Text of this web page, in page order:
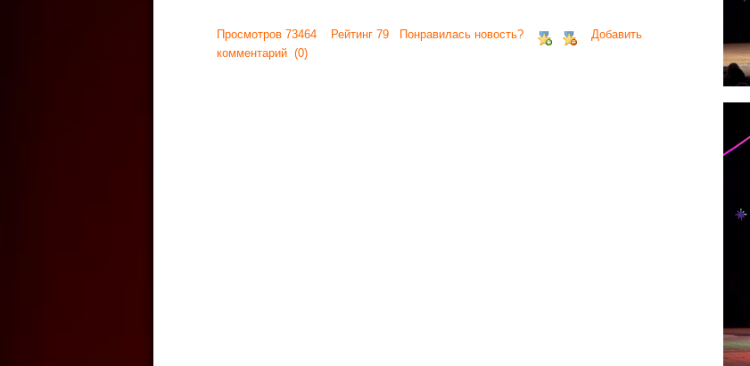
Просмотров 73464 Рейтинг 79 Понравилась новость?
Добавить
комментарий (0)